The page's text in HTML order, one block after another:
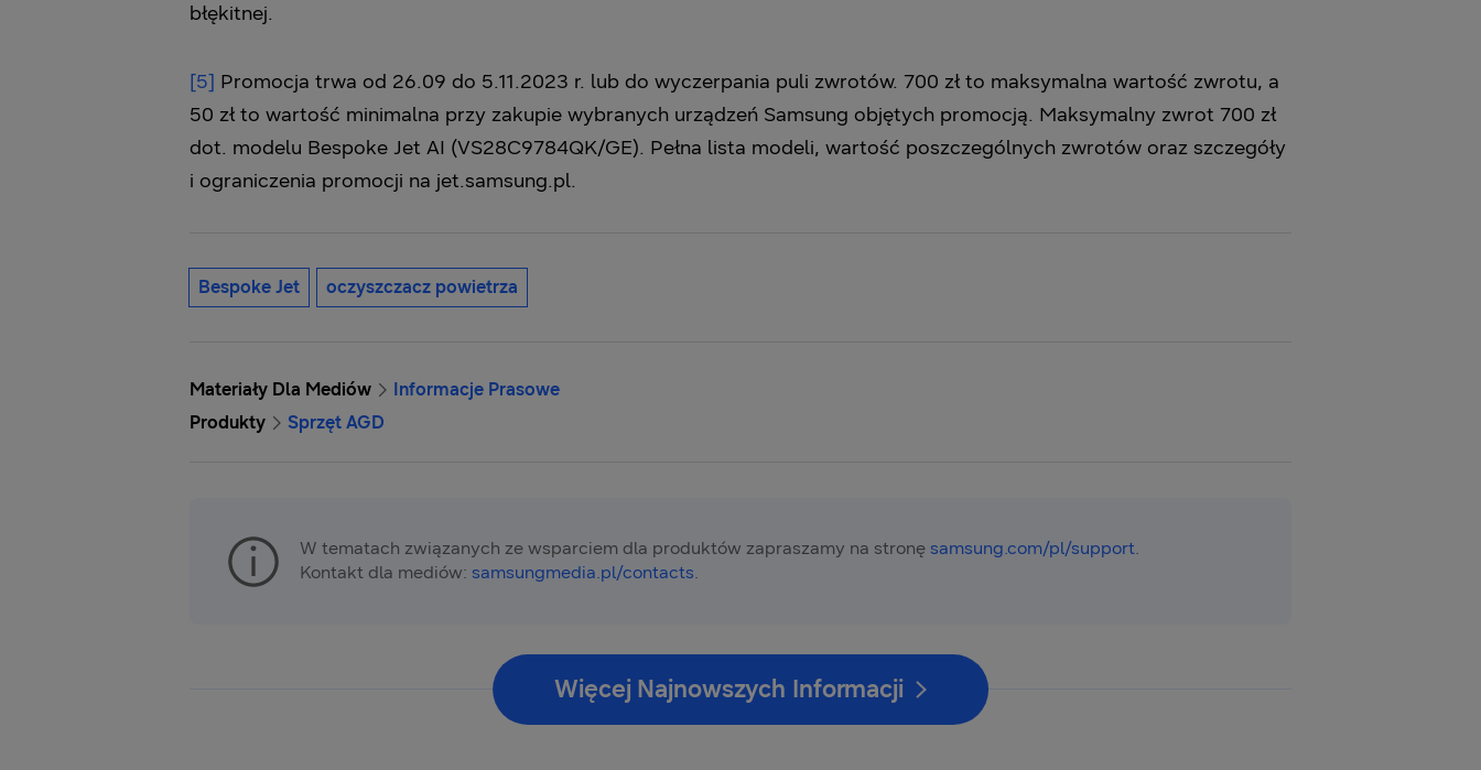
błękitnej.
[5] Promocja trwa od 26.09 do 5.11.2023 r. lub do wyczerpania puli zwrotów. 700 zł to maksymalna wartość zwrotu, a
50 zł to wartość minimalna przy zakupie wybranych urządzeń Samsung objętych promocją. Maksymalny zwrot 700 zł
dot. modelu Bespoke Jet AI (VS28C9784QK/GE). Pełna lista modeli, wartość poszczególnych zwrotów oraz szczegóły
i ograniczenia promocji na jet.samsung.pl.
Bespoke Jet oczyszczacz powietrza
Materiały Dla Mediów
Informacje Prasowe
Produkty
Sprzęt AGD
W tematach związanych ze wsparciem dla produktów zapraszamy na stronę samsung.com/pl/support.
Kontakt dla mediów: samsungmedia.pl/contacts.
Więcej Najnowszych Informacji